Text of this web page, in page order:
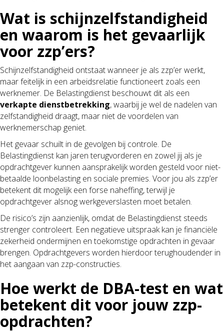
Wat is schijnzelfstandigheid
en waarom is het gevaarlijk
voor zzp’ers?
Schijnzelfstandigheid ontstaat wanneer je als zzp’er werkt,
maar feitelijk in een arbeidsrelatie functioneert zoals een
werknemer. De Belastingdienst beschouwt dit als een
verkapte dienstbetrekking, waarbij je wel de nadelen van
zelfstandigheid draagt, maar niet de voordelen van
werknemerschap geniet.
Het gevaar schuilt in de gevolgen bij controle. De
Belastingdienst kan jaren terugvorderen en zowel jij als je
opdrachtgever kunnen aansprakelijk worden gesteld voor niet-
betaalde loonbelasting en sociale premies. Voor jou als zzp’er
betekent dit mogelijk een forse naheffing, terwijl je
opdrachtgever alsnog werkgeverslasten moet betalen.
De risico’s zijn aanzienlijk, omdat de Belastingdienst steeds
strenger controleert. Een negatieve uitspraak kan je financiële
zekerheid ondermijnen en toekomstige opdrachten in gevaar
brengen. Opdrachtgevers worden hierdoor terughoudender in
het aangaan van zzp-constructies.
Hoe werkt de DBA-test en wat
betekent dit voor jouw zzp-
opdrachten?